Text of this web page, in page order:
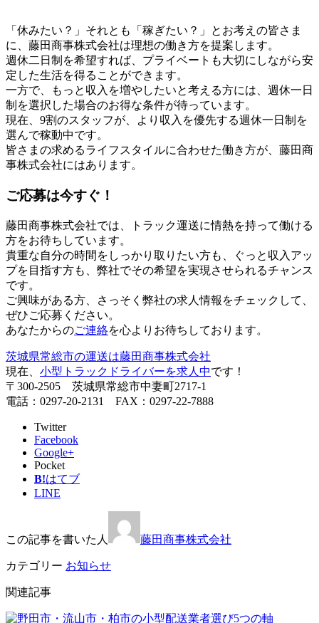
「休みたい？」それとも「稼ぎたい？」とお考えの皆さま
に、藤田商事株式会社は理想の働き方を提案します。
週休二日制を希望すれば、プライベートも大切にしながら安
定した生活を得ることができます。
一方で、もっと収入を増やしたいと考える方には、週休一日
制を選択した場合のお得な条件が待っています。
現在、9割のスタッフが、より収入を優先する週休一日制を
選んで稼動中です。
皆さまの求めるライフスタイルに合わせた働き方が、藤田商
事株式会社にはあります。
ご応募は今すぐ！
藤田商事株式会社では、トラック運送に情熱を持って働ける
方をお待ちしています。
貴重な自分の時間をしっかり取りたい方も、ぐっと収入アッ
プを目指す方も、弊社でその希望を実現させられるチャンス
です。
ご興味がある方、さっそく弊社の求人情報をチェックして、
ぜひご応募ください。
あなたからのご連絡を心よりお待ちしております。
茨城県常総市の運送は藤田商事株式会社
現在、 小型トラックドライバーを求人中です！
〒300-2505 茨城県常総市中妻町2717-1
電話：0297-20-2131 FAX：0297-22-7888
Twitter
Facebook
Google+
Pocket
B!はてブ
LINE
この記事を書いた人 藤田商事株式会社
カテゴリー お知らせ
関連記事